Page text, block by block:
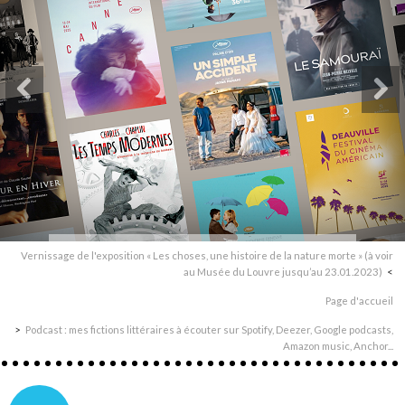
Vernissage de l'exposition « Les choses, une histoire de la nature morte » (à voir
au Musée du Louvre jusqu’au 23.01.2023)
Page d'accueil
Podcast : mes fictions littéraires à écouter sur Spotify, Deezer, Google podcasts,
Amazon music, Anchor...